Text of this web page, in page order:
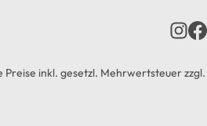
Preise inkl. gesetzl. Mehrwertsteuer zzgl.